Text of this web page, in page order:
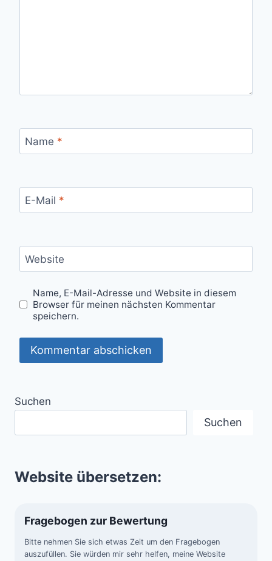
Name *
E-Mail *
Website
Name, E-Mail-Adresse und Website in diesem
Browser für meinen nächsten Kommentar
speichern.
Suchen
Suchen
Website übersetzen:
Fragebogen zur Bewertung
Bitte nehmen Sie sich etwas Zeit um den Fragebogen
auszufüllen. Sie würden mir sehr helfen, meine Website